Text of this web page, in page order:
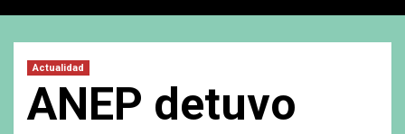
Actualidad
ANEP detuvo